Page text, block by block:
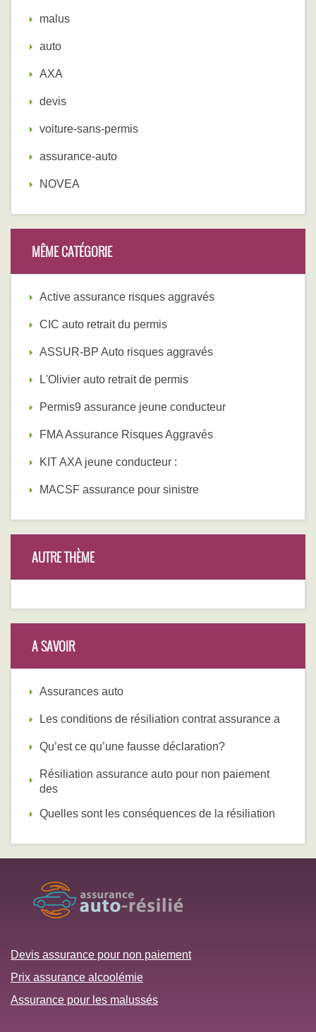
malus
auto
AXA
devis
voiture-sans-permis
assurance-auto
NOVEA
MÊME CATÉGORIE
Active assurance risques aggravés
CIC auto retrait du permis
ASSUR-BP Auto risques aggravés
L'Olivier auto retrait de permis
Permis9 assurance jeune conducteur
FMA Assurance Risques Aggravés
KIT AXA jeune conducteur :
MACSF assurance pour sinistre
AUTRE THÈME
A SAVOIR
Assurances auto
Les conditions de résiliation contrat assurance a
Qu’est ce qu’une fausse déclaration?
Résiliation assurance auto pour non paiement
des
Quelles sont les conséquences de la résiliation
Devis assurance pour non paiement
Prix assurance alcoolémie
Assurance pour les malussés